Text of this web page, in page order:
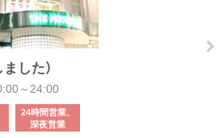
した）
～24:00
24時間営業、
深夜営業